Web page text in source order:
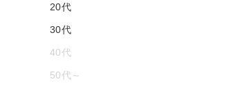
20代
30代
40代
50代～